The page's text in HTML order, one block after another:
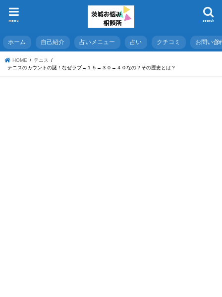
search
menu
ホーム 自己紹介 占いメニュー 占い クチコミ お問い合
HOME
テニス
テニスのカウントの謎！なぜラブ→１５→３０→４０なの？その歴史とは？